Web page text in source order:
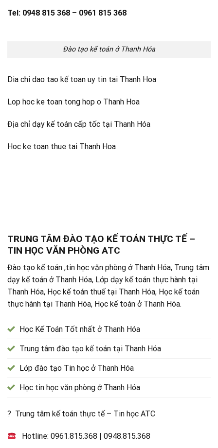
Tel: 0948 815 368 – 0961 815 368
Đào tạo kế toán ở Thanh Hóa
Dia chi dao tao kế toan uy tin tai Thanh Hoa
Lop hoc ke toan tong hop o Thanh Hoa
Địa chỉ dạy kế toán cấp tốc tại Thanh Hóa
Hoc ke toan thue tai Thanh Hoa
TRUNG TÂM ĐÀO TẠO KẾ TOÁN THỰC TẾ –
TIN HỌC VĂN PHÒNG ATC
Đào tạo kế toán ,tin học văn phòng ở Thanh Hóa, Trung tâm
dạy kế toán ở Thanh Hóa, Lớp dạy kế toán thực hành tại
Thanh Hóa, Học kế toán thuế tại Thanh Hóa, Học kế toán
thực hành tại Thanh Hóa, Học kế toán ở Thanh Hóa.
Học Kế Toán Tốt nhất ở Thanh Hóa
Trung tâm đào tạo kế toán tại Thanh Hóa
Lớp đào tạo Tin học ở Thanh Hóa
Học tin học văn phòng ở Thanh Hóa
? Trung tâm kế toán thực tế – Tin học ATC
Hotline:0961.815.368 |0948.815.368